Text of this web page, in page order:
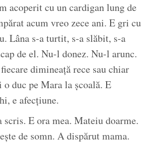
acoperit cu un cardigan lung de
acum vreo zece ani. E gri cu
Lâna s-a turtit, s-a slăbit, s-a
de el. Nu-l donez. Nu-l arunc.
dimineață rece sau chiar
o duc pe Mara la școală. E
e afecțiune.
scris. E ora mea. Mateiu doarme.
de somn. A dispărut mama.